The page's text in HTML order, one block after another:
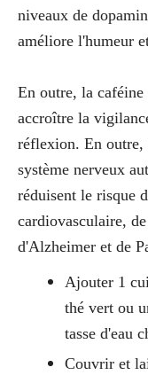
niveaux de
améliore l'humeur
En outre, la
accroître la
réflexion. En outre,
système nerveux
réduisent le risque
cardiovasculaire,
d'Alzheimer et de
Ajouter 1
thé vert ou
tasse d'eau
Couvrir et